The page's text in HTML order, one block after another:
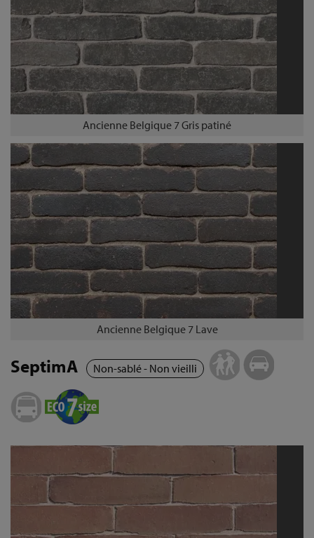
Ancienne Belgique 7 Gris patiné
Ancienne Belgique 7 Lave
SeptimA Non-sablé - Non vieilli